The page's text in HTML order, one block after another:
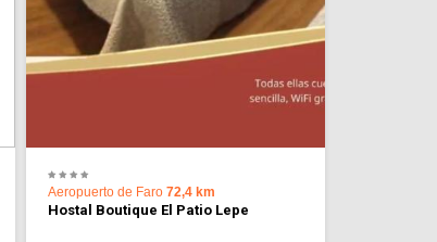
Aeropuerto de Faro 72,4 km
Hostal Boutique El Patio Lepe